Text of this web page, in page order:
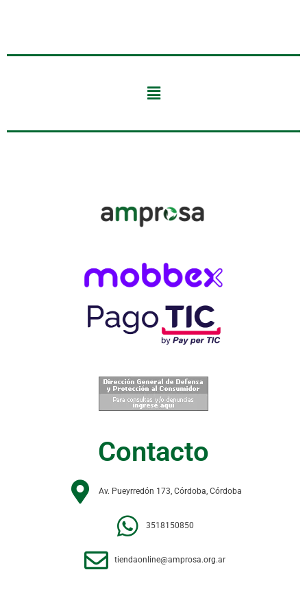
Contacto
Av. Pueyrredón 173, Córdoba, Córdoba
3518150850
tiendaonline@amprosa.org.ar